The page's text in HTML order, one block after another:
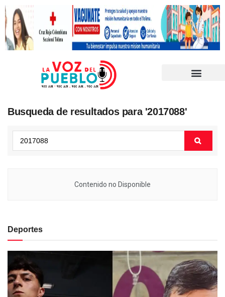
Busqueda de resultados para '2017088'
Contenido no Disponible
Deportes